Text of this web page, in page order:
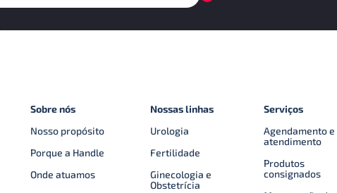
Sobre nós
Nosso propósito
Porque a Handle
Onde atuamos
Nossas linhas
Urologia
Fertilidade
Ginecologia e
Obstetrícia
Serviços
Agendamento e
atendimento
Produtos
consignados